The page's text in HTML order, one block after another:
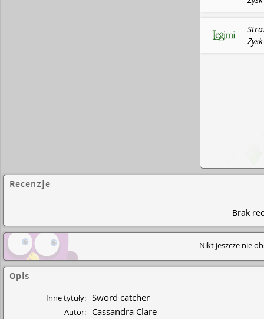
Recenzje
Brak
Nikt jeszcze nie
Opis
Inne tytuły: Sword catcher
Autor: Cassandra Clare